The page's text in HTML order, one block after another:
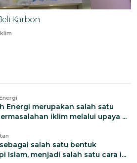
Karbon
Energi merupakan salah satu
iklim melalui upaya ...
salah satu bentuk
Islam, menjadi salah satu cara i...